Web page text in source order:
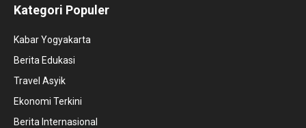
Kategori Populer
Kabar Yogyakarta
Berita Edukasi
Travel Asyik
Ekonomi Terkini
Berita Internasional